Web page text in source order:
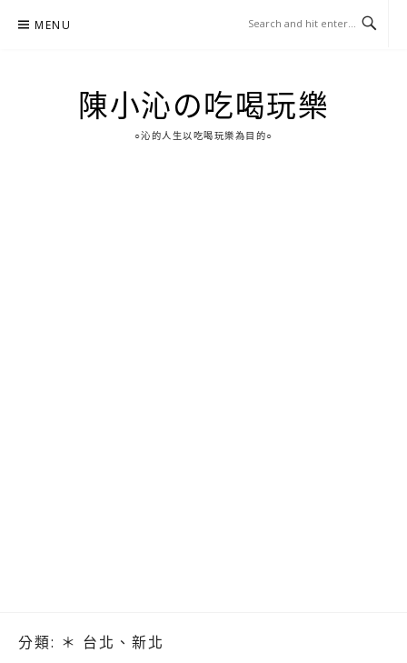
MENU
陳小沁の吃喝玩樂
○沁的人生以吃喝玩樂為目的○
分類: ＊ 台北、新北